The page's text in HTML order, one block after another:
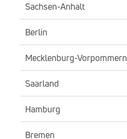
Sachsen-Anhalt
Berlin
Mecklenburg-Vorpommern
Saarland
Hamburg
Bremen